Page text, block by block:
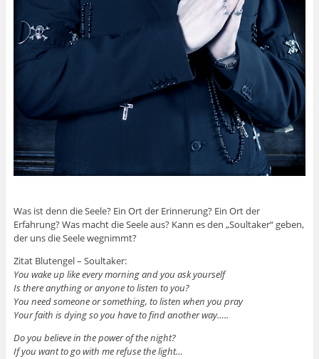
Was ist denn die Seele? Ein Ort der Erinnerung? Ein Ort der
Erfahrung? Was macht die Seele aus? Kann es den „Soultaker“ geben,
der uns die Seele wegnimmt?
Zitat Blutengel – Soultaker:
You wake up like every morning and you ask yourself
Is there anything or anyone to listen to you?
You need someone or something, to listen when you pray
Your faith is dying so you have to find another way…..
Do you believe in the power of the night?
If you want to go with me refuse the light…